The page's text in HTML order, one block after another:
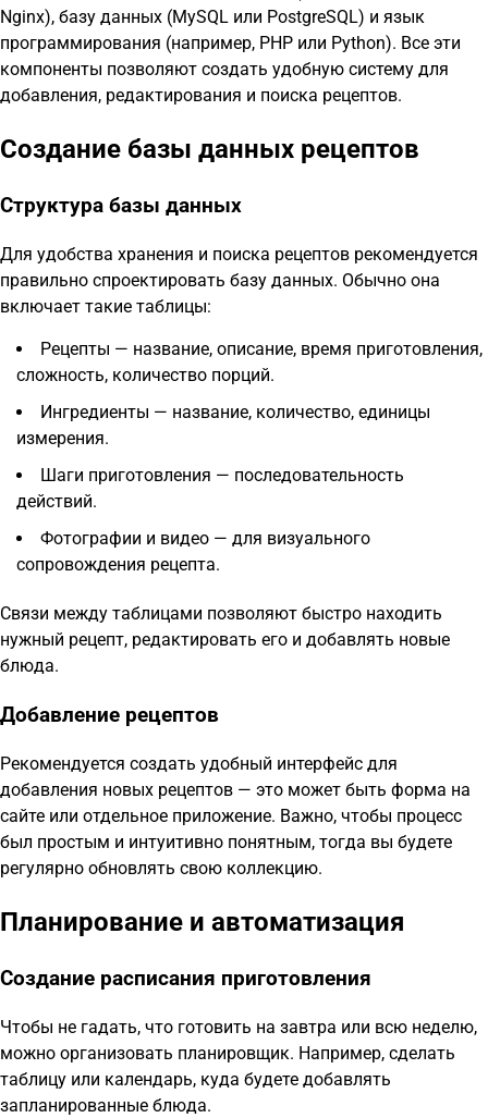
Nginx), базу данных (MySQL или PostgreSQL) и язык
программирования (например, PHP или Python). Все эти
компоненты позволяют создать удобную систему для
добавления, редактирования и поиска рецептов.
Создание базы данных рецептов
Структура базы данных
Для удобства хранения и поиска рецептов рекомендуется
правильно спроектировать базу данных. Обычно она
включает такие таблицы:
Рецепты — название, описание, время приготовления,
сложность, количество порций.
Ингредиенты — название, количество, единицы
измерения.
Шаги приготовления — последовательность
действий.
Фотографии и видео — для визуального
сопровождения рецепта.
Связи между таблицами позволяют быстро находить
нужный рецепт, редактировать его и добавлять новые
блюда.
Добавление рецептов
Рекомендуется создать удобный интерфейс для
добавления новых рецептов — это может быть форма на
сайте или отдельное приложение. Важно, чтобы процесс
был простым и интуитивно понятным, тогда вы будете
регулярно обновлять свою коллекцию.
Планирование и автоматизация
Создание расписания приготовления
Чтобы не гадать, что готовить на завтра или всю неделю,
можно организовать планировщик. Например, сделать
таблицу или календарь, куда будете добавлять
запланированные блюда.